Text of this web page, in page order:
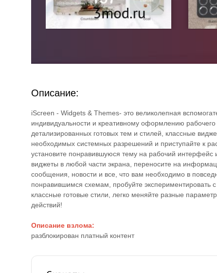
Описание:
iScreen - Widgets & Themes- это великолепная
индивидуальности и креативному оформлению
детализированных готовых тем и стилей, классные
необходимых системных разрешений и приступайте к
установите понравившуюся тему на рабочий интерфейс
виджеты в любой части экрана, переносите на
сообщения, новости и все, что вам необходимо в
понравившимся схемам, пробуйте
классные готовые стили, легко меняйте разные
действий!
Описание взлома:
разблокирован платный контент